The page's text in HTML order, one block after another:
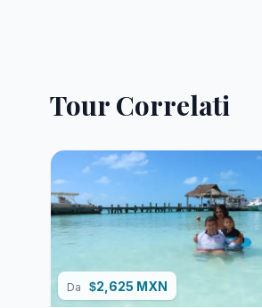
Tour Correlati
Da $2,625 MXN